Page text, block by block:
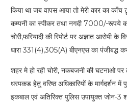
किया था जब वापस आया तो मेरी कार का
कम्पनी का स्पीकर तथा नगदी 7000/-रूपये
चोरी,फरियादी की रिपोर्ट पर अज्ञात
धारा 331(4),305(A) बीएनएस का पंजीबद्ध
शहर मे हो रही चोरी, नकबजनी की घटनाओ पर
धरपकड हेतु वरिष्ठ अधिकारियों के मार्गदर्शन
इकबाल एवं अतिरिक्त पुलिस उपायुक्त जोन-3